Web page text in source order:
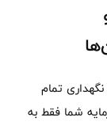
تمام
شما فقط به